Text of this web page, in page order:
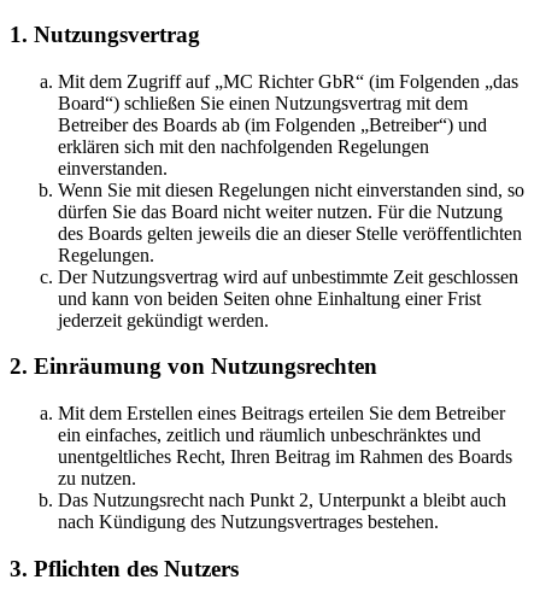
1. Nutzungsvertrag
Mit dem Zugriff auf „MC Richter GbR“ (im Folgenden „das
Board“) schließen Sie einen Nutzungsvertrag mit dem
Betreiber des Boards ab (im Folgenden „Betreiber“) und
erklären sich mit den nachfolgenden Regelungen
einverstanden.
Wenn Sie mit diesen Regelungen nicht einverstanden sind, so
dürfen Sie das Board nicht weiter nutzen. Für die Nutzung
des Boards gelten jeweils die an dieser Stelle veröffentlichten
Regelungen.
Der Nutzungsvertrag wird auf unbestimmte Zeit geschlossen
und kann von beiden Seiten ohne Einhaltung einer Frist
jederzeit gekündigt werden.
2. Einräumung von Nutzungsrechten
Mit dem Erstellen eines Beitrags erteilen Sie dem Betreiber
ein einfaches, zeitlich und räumlich unbeschränktes und
unentgeltliches Recht, Ihren Beitrag im Rahmen des Boards
zu nutzen.
Das Nutzungsrecht nach Punkt 2, Unterpunkt a bleibt auch
nach Kündigung des Nutzungsvertrages bestehen.
3. Pflichten des Nutzers